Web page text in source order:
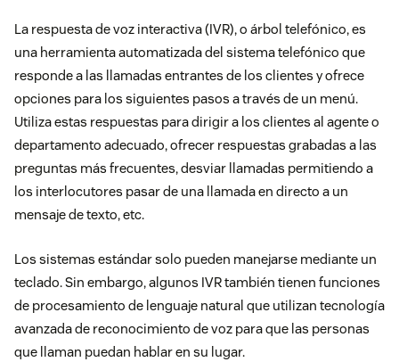
La respuesta de voz interactiva (IVR), o árbol telefónico, es
una herramienta automatizada del sistema telefónico que
responde a las llamadas entrantes de los clientes y ofrece
opciones para los siguientes pasos a través de un menú.
Utiliza estas respuestas para dirigir a los clientes al agente o
departamento adecuado, ofrecer respuestas grabadas a las
preguntas más frecuentes, desviar llamadas permitiendo a
los interlocutores pasar de una llamada en directo a un
mensaje de texto, etc.
Los sistemas estándar solo pueden manejarse mediante un
teclado. Sin embargo, algunos IVR también tienen funciones
de procesamiento de lenguaje natural que utilizan tecnología
avanzada de reconocimiento de voz para que las personas
que llaman puedan hablar en su lugar.